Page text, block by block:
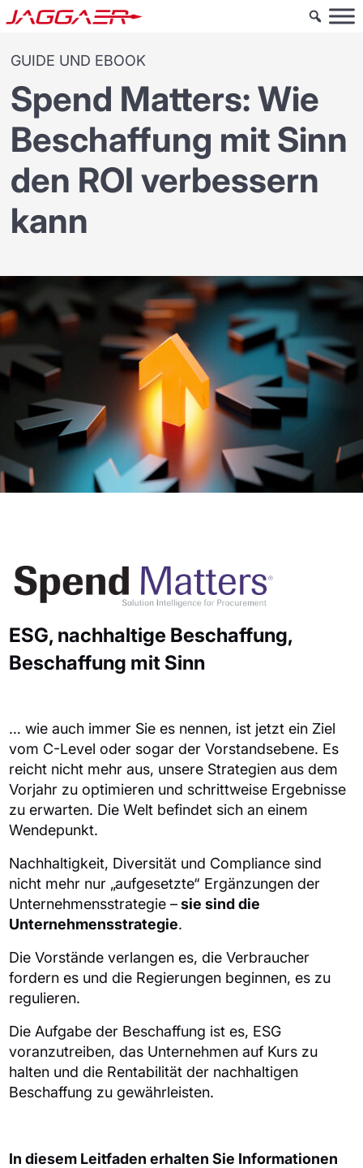
GUIDE UND EBOOK
Spend Matters: Wie
Beschaffung mit Sinn
den ROI verbessern
kann
ESG, nachhaltige Beschaffung,
Beschaffung mit Sinn
… wie auch immer Sie es nennen, ist jetzt ein Ziel
vom C-Level oder sogar der Vorstandsebene. Es
reicht nicht mehr aus, unsere Strategien aus dem
Vorjahr zu optimieren und schrittweise Ergebnisse
zu erwarten. Die Welt befindet sich an einem
Wendepunkt.
Nachhaltigkeit, Diversität und Compliance sind
nicht mehr nur „aufgesetzte“ Ergänzungen der
Unternehmensstrategie –sie sind die
Unternehmensstrategie.
Die Vorstände verlangen es, die Verbraucher
fordern es und die Regierungen beginnen, es zu
regulieren.
Die Aufgabe der Beschaffung ist es, ESG
voranzutreiben, das Unternehmen auf Kurs zu
halten und die Rentabilität der nachhaltigen
Beschaffung zu gewährleisten.
In diesem Leitfaden erhalten Sie Informationen